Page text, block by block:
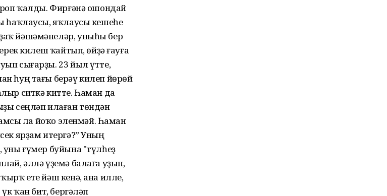
ҡалды. Фирғәнә ошондай
һаҡлаусы, яҡлаусы кешеһе
йәшәмәнеләр, уныһы бер
килеш ҡайтып, өйҙә ғауға
сығарҙы. 23 йыл үтте,
һуң тағы берәү килеп йөрөй
ситкә китте. Һаман да
сеңләп илаған төндән
ла йоҡо эленмәй. Һаман
ярҙам итергә?” Уның
ғүмер буйына "түлһеҙ
әллә үҙемә балаға уҙып,
ете йәш кенә, ана илле,
ҡан бит, бергәләп